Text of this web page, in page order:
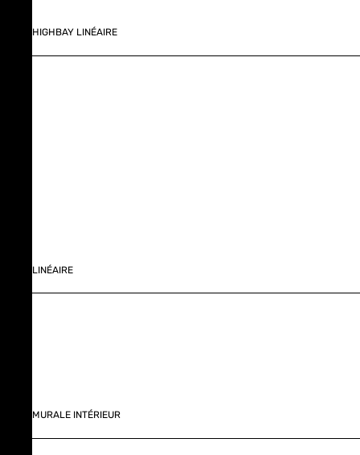
HIGHBAY LINÉAIRE
LINÉAIRE
MURALE INTÉRIEUR